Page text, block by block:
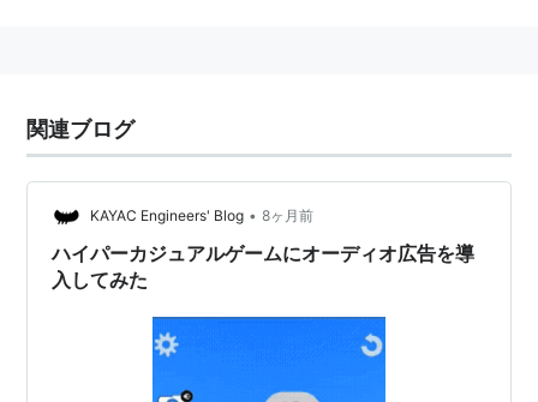
関連ブログ
KAYAC Engineers' Blog • 8ヶ月前
ハイパーカジュアルゲームにオーディオ広告を導
入してみた